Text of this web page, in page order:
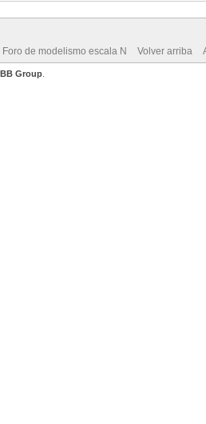
Foro de modelismo escala N Volver arriba
Group